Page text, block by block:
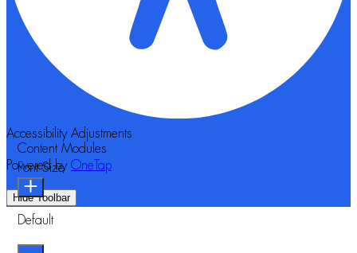
Accessibility Adjustments
Powered by OneTap
Hide Toolbar
Content Modules
Font Size
Default